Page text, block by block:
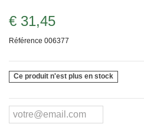
€ 31,45
Référence 006377
Ce produit n'est plus en stock